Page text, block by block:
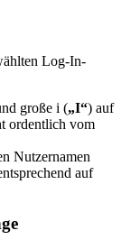
Log-In-
große i („I“) auf
ordentlich vom
Nutzernamen
auf